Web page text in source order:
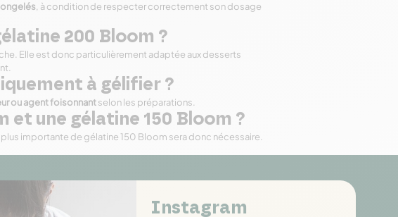
, à condition de respecter correctement son dosage
200 Bloom ?
Elle est donc particulièrement adaptée aux desserts
à gélifier ?
ou agent foisonnantselon les préparations.
une gélatine 150 Bloom ?
importante de gélatine 150 Bloom sera donc nécessaire.
Instagram